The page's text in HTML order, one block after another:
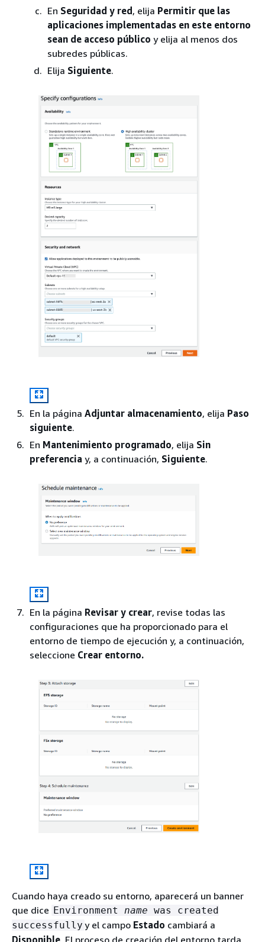
En Seguridad y red, elija Permitir que las
aplicaciones implementadas en este entorno
sean de acceso público y elija al menos dos
subredes públicas.
Elija Siguiente.
En la página Adjuntar almacenamiento, elija Paso
siguiente.
En Mantenimiento programado, elija Sin
preferencia y, a continuación, Siguiente.
En la página Revisar y crear, revise todas las
configuraciones que ha proporcionado para el
entorno de tiempo de ejecución y, a continuación,
seleccione Crear entorno.
Cuando haya creado su entorno, aparecerá un banner
que dice Environment name was created
successfully y el campo Estado cambiará a
Disponible . El proceso de creación del entorno tarda